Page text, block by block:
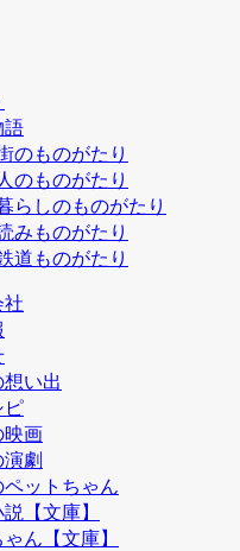
語
のものがたり
のものがたり
らしのものがたり
みものがたり
道ものがたり
社
い出
ピ
映画
劇
ットちゃん
【文庫】
ん【文庫】